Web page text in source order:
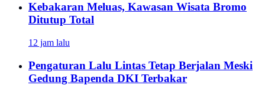
Kebakaran Meluas, Kawasan Wisata Bromo
Ditutup Total
12 jam lalu
Pengaturan Lalu Lintas Tetap Berjalan Meski
Gedung Bapenda DKI Terbakar